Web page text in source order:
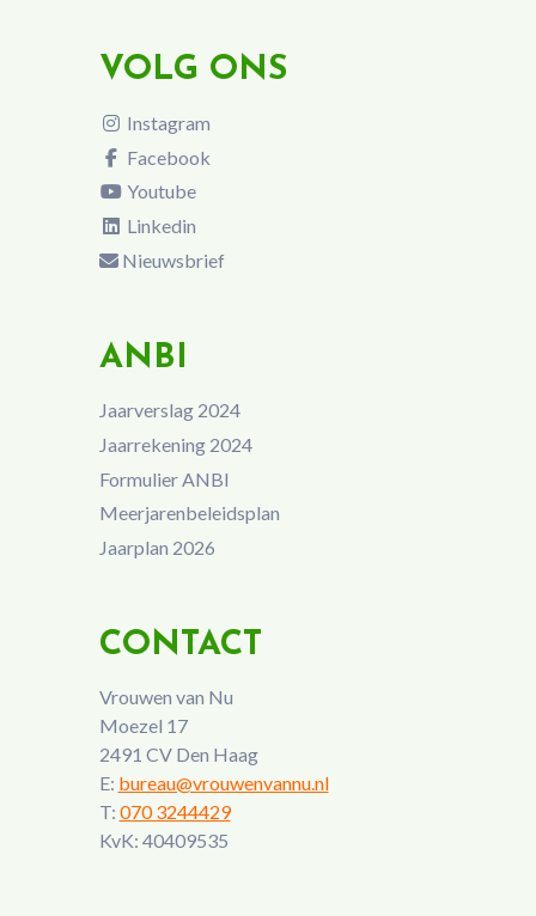
VOLG ONS
Instagram
Facebook
Youtube
Linkedin
Nieuwsbrief
ANBI
Jaarverslag 2024
Jaarrekening 2024
Formulier ANBI
Meerjarenbeleidsplan
Jaarplan 2026
CONTACT
Vrouwen van Nu
Moezel 17
2491 CV Den Haag
E: bureau@vrouwenvannu.nl
T: 070 3244429
KvK: 40409535